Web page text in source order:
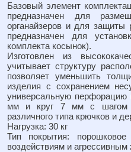
Базовый элемент
предназначен для
органайзеров и для защиты
предназначен для
комплекта косынок).
Изготовлен из
учитывает структуру
позволяет уменьшить
изделия с сохранением
универсальную
мм и круг 7 мм с шагом
различного типа крючков и
Нагрузка: 30 кг
Тип покрытия:
воздействиям и агрессивным